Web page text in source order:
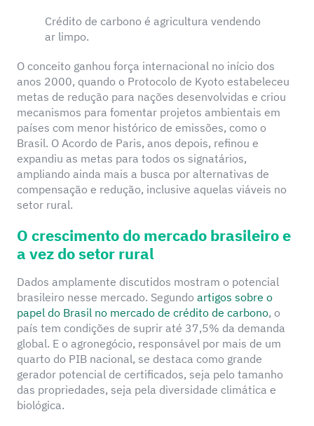
Crédito de carbono é agricultura vendendo
ar limpo.
O conceito ganhou força internacional no início dos
anos 2000, quando o Protocolo de Kyoto estabeleceu
metas de redução para nações desenvolvidas e criou
mecanismos para fomentar projetos ambientais em
países com menor histórico de emissões, como o
Brasil. O Acordo de Paris, anos depois, refinou e
expandiu as metas para todos os signatários,
ampliando ainda mais a busca por alternativas de
compensação e redução, inclusive aquelas viáveis no
setor rural.
O crescimento do mercado brasileiro e
a vez do setor rural
Dados amplamente discutidos mostram o potencial
brasileiro nesse mercado. Segundo artigos sobre o
papel do Brasil no mercado de crédito de carbono, o
país tem condições de suprir até 37,5% da demanda
global. E o agronegócio, responsável por mais de um
quarto do PIB nacional, se destaca como grande
gerador potencial de certificados, seja pelo tamanho
das propriedades, seja pela diversidade climática e
biológica.